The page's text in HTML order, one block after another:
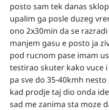
posto sam tek danas
upalim ga posle duzeg
ono 2x30min da se
manjem gasu e posto ja
pod rucnom pase imam
testirao skuter kako vuce
pa sve do 35-40kmh
kad prodje taj dio onda
sad me zanima sta moze